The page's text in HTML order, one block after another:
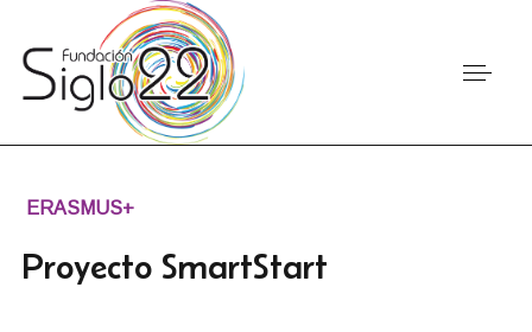
ERASMUS+
Proyecto SmartStart